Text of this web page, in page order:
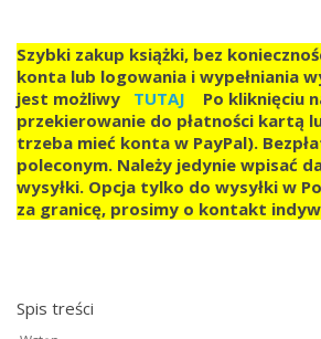
Szybki zakup książki, bez
konta lub logowania i wypełniania
jest możliwy TUTAJ Po kliknięciu
przekierowanie do płatności kartą
trzeba mieć konta w PayPal).
poleconym. Należy jedynie wpisać
wysyłki. Opcja tylko do wysyłki w
za granicę, prosimy o kontakt
Spis treści